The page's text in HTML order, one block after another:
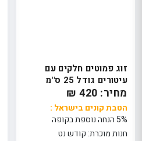
זוג פמוטים חלקים עם
עיטורים גודל 25 ס"מ
מחיר: 420 ₪
הטבת קונים בישראל :
5% הנחה נוספת בקופה
חנות מוכרת: קודש נט